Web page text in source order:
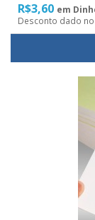
R$3,60 em
Desconto dado